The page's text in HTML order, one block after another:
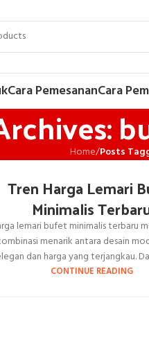
Cara PemesananCara
Home/Posts
Tren Harga Lemari
Minimalis
lemari bufet minimalis terbaru
menarik antara desain
dan harga yang terjangkau.
CONTINUE READING